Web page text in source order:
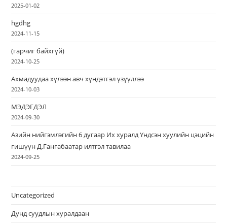
2025-01-02
hgdhg
2024-11-15
(гарчиг байхгүй)
2024-10-25
Ахмадуудаа хүлээн авч хүндэтгэл үзүүллээ
2024-10-03
МЭДЭГДЭЛ
2024-09-30
Азийн нийгэмлэгийн 6 дугаар Их хуралд Үндсэн хуулийн цэцийн
гишүүн Д.Гангабаатар илтгэл тавилаа
2024-09-25
Uncategorized
Дунд суудлын хуралдаан